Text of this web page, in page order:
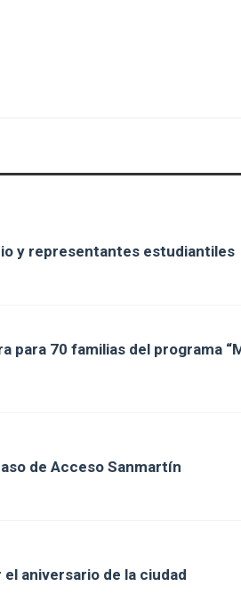
y representantes estudiantiles
para 70 familias del programa
de Acceso Sanmartín
aniversario de la ciudad